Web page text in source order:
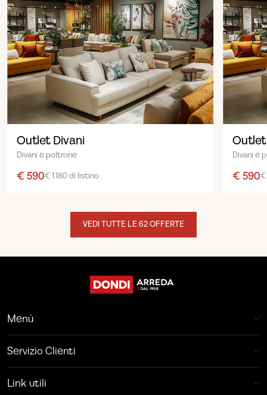
Outlet Divani
Divani e poltrone
€ 590€ 1.180 di listino
Divani e
€ 590€
VEDI TUTTE LE 62 OFFERTE
Menù
Servizio Clienti
Link utili